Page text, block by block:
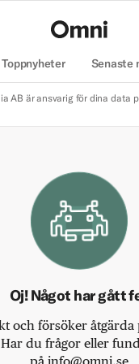
Toppnyheter Senaste
AB är ansvarig för dina data
Oj! Något har gått
och försöker åtgärda
du frågor eller